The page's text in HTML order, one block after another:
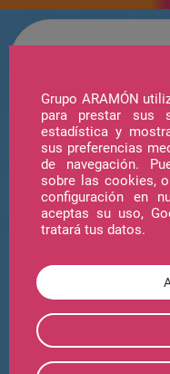
Grupo ARAMÓN
para prestar sus
estadística y
sus preferencias
de navegación.
sobre las cookies,
configuración en
aceptas su uso,
tratará tus datos.